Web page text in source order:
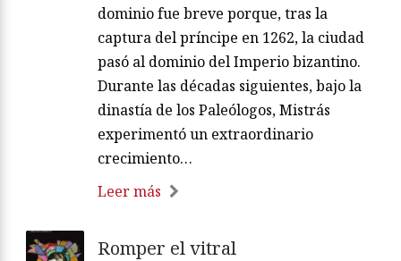
dominio fue breve porque, tras la
captura del príncipe en 1262, la ciudad
pasó al dominio del Imperio bizantino.
Durante las décadas siguientes, bajo la
dinastía de los Paleólogos, Mistrás
experimentó un extraordinario
crecimiento…
Leer más
Romper el vitral